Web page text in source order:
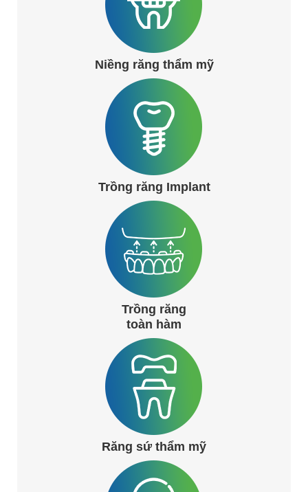
Niềng răng thẩm mỹ
Trồng răng Implant
Trồng răng
toàn hàm
Răng sứ thẩm mỹ